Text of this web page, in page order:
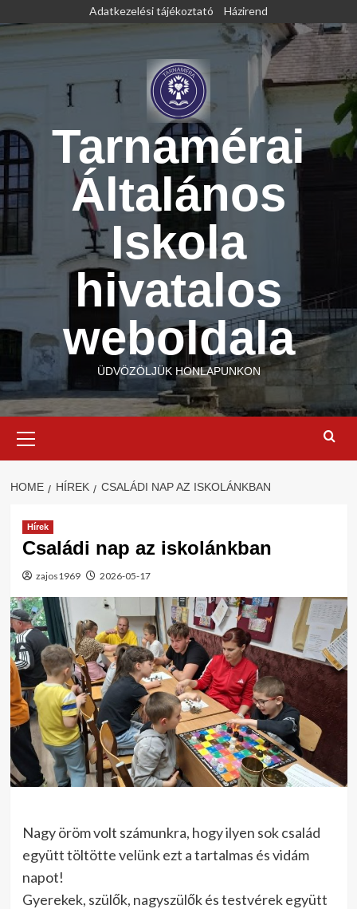
to
Adatkezelési tájékoztató Házirend
Tarnamérai
Általános
Iskola
hivatalos
weboldala
ÜDVÖZÖLJÜK HONLAPUNKON
Menu
HOME HÍREK CSALÁDI NAP AZ ISKOLÁNKBAN
Hírek
Családi nap az iskolánkban
zajos1969 2026-05-17
Nagy öröm volt számunkra, hogy ilyen sok család
együtt töltötte velünk ezt a tartalmas és vidám
napot!
Gyerekek, szülők, nagyszülők és testvérek együtt